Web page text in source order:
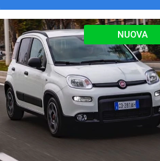
NUOVA